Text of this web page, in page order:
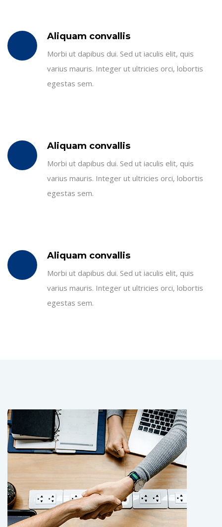
Aliquam convallis
Morbi ut dapibus dui. Sed ut iaculis elit, quis
varius mauris. Integer ut ultricies orci, lobortis
egestas sem.
Aliquam convallis
Morbi ut dapibus dui. Sed ut iaculis elit, quis
varius mauris. Integer ut ultricies orci, lobortis
egestas sem.
Aliquam convallis
Morbi ut dapibus dui. Sed ut iaculis elit, quis
varius mauris. Integer ut ultricies orci, lobortis
egestas sem.